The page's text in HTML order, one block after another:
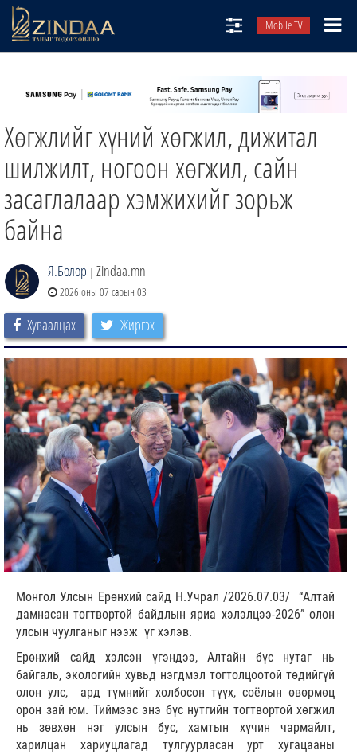
Mobile TV
ТВ8
ӨГЛӨӨНИЙ СОНИН
Хөгжлийг хүний хөгжил, дижитал
шилжилт, ногоон хөгжил, сайн
засаглалаар хэмжихийг зорьж
байна
Я.Болор | Zindaa.mn
2026 оны 07 сарын 03
Хуваалцах Жиргэх
Монгол Улсын Ерөнхий сайд Н.Учрал /2026.07.03/ “Алтай
дамнасан тогтвортой байдлын яриа хэлэлцээ-2026” олон
улсын чуулганыг нээж үг хэлэв.
Ерөнхий сайд хэлсэн үгэндээ, Алтайн бүс нутаг нь
байгаль, экологийн хувьд нэгдмэл тогтолцоотой төдийгүй
олон улс, ард түмнийг холбосон түүх, соёлын өвөрмөц
орон зай юм. Тиймээс энэ бүс нутгийн тогтвортой хөгжил
нь зөвхөн нэг улсын бус, хамтын хүчин чармайлт,
харилцан хариуцлагад тулгуурласан урт хугацааны